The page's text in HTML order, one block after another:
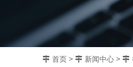
首页 > 新闻中心 >